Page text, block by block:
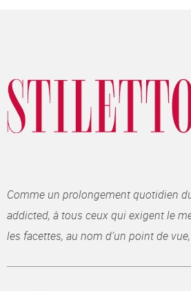
Comme un prolongement quotidien
addicted, à tous ceux qui exigent le
les facettes, au nom d’un point de